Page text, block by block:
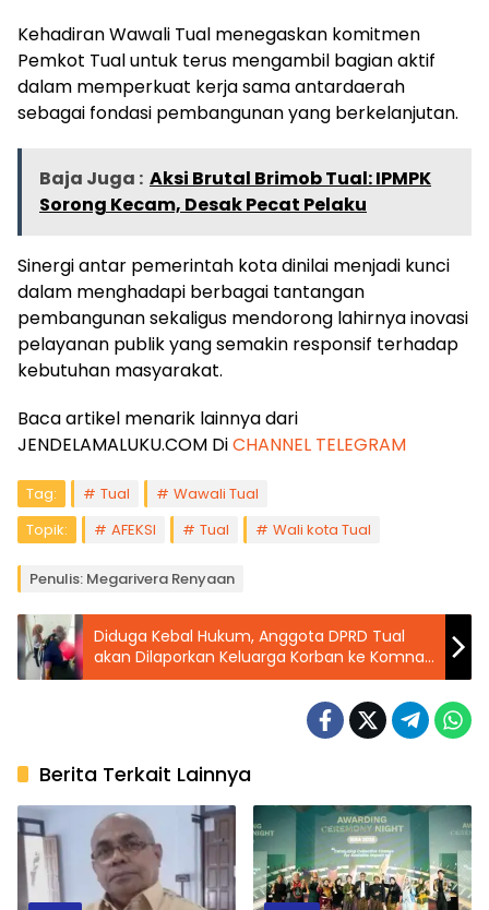
Kehadiran Wawali Tual menegaskan komitmen
Pemkot Tual untuk terus mengambil bagian aktif
dalam memperkuat kerja sama antardaerah
sebagai fondasi pembangunan yang berkelanjutan.
Baja Juga : Aksi Brutal Brimob Tual: IPMPK
Sorong Kecam, Desak Pecat Pelaku
Sinergi antar pemerintah kota dinilai menjadi kunci
dalam menghadapi berbagai tantangan
pembangunan sekaligus mendorong lahirnya inovasi
pelayanan publik yang semakin responsif terhadap
kebutuhan masyarakat.
Baca artikel menarik lainnya dari
JENDELAMALUKU.COM DiCHANNEL TELEGRAM
Tag: Tual
Wawali Tual
Topik:
AFEKSI Tual Wali kota Tual
Penulis: Megarivera Renyaan
Diduga Kebal Hukum, Anggota DPRD Tual
akan Dilaporkan Keluarga Korban ke Komnas
HAM dan Komnas Perempuan
Berita Terkait Lainnya